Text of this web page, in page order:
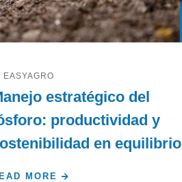
EASYAGRO
estratégico del
productividad y
en equilibrio
MORE